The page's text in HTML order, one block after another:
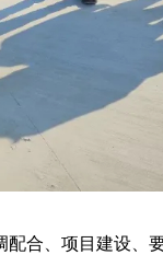
配合 、项目建设、